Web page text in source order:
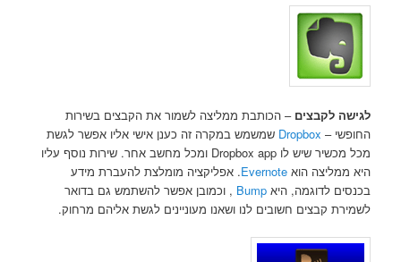
לגישה לקבצים – הכותבת ממליצה לשמור את הקבצים בשירות
החופשי – Dropbox שמשמש במקרה זה כענן אישי אליו אפשר לגשת
מכל מכשיר שיש לו Dropbox app ומכל מחשב אחר. שירות נוסף עליו
היא ממליצה הואEvernote. אפליקציה מומלצת להעברת מידע
בכנסים לדוגמה, היאBump , וכמובן אפשר להשתמש גם בדואר
לשמירת קבצים חשובים לנו ושאנו מעוניינים לגשת אליהם מרחוק.